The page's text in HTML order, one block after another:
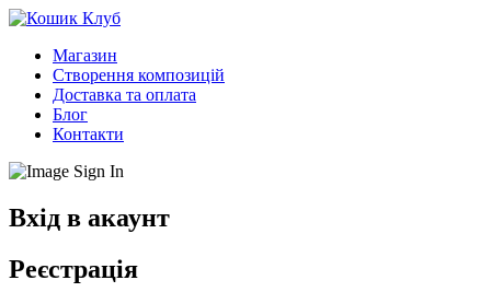
Магазин
Створення композицій
Доставка та оплата
Блог
Контакти
Вхід в акаунт
Реєстрація